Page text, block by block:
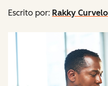
Escrito por: Rakky Curvelo